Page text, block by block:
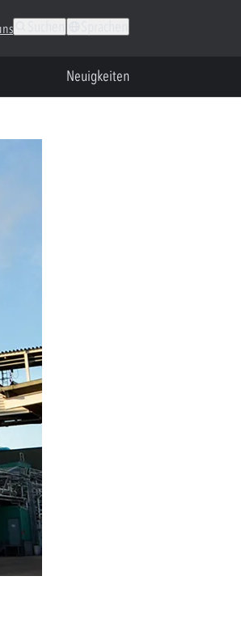
Neuigkeiten